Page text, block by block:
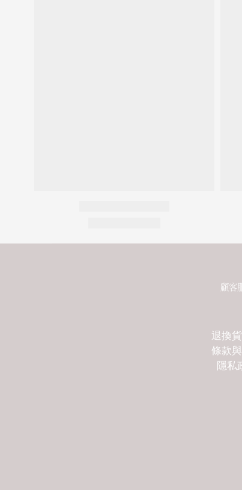
顧客
退換
條款
隱私